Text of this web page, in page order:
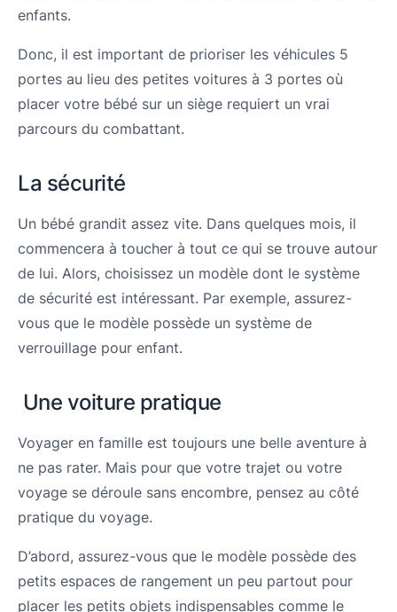
enfants.
Donc, il est important de prioriser les véhicules 5
portes au lieu des petites voitures à 3 portes où
placer votre bébé sur un siège requiert un vrai
parcours du combattant.
La sécurité
Un bébé grandit assez vite. Dans quelques mois, il
commencera à toucher à tout ce qui se trouve autour
de lui. Alors, choisissez un modèle dont le système
de sécurité est intéressant. Par exemple, assurez-
vous que le modèle possède un système de
verrouillage pour enfant.
Une voiture pratique
Voyager en famille est toujours une belle aventure à
ne pas rater. Mais pour que votre trajet ou votre
voyage se déroule sans encombre, pensez au côté
pratique du voyage.
D’abord, assurez-vous que le modèle possède des
petits espaces de rangement un peu partout pour
placer les petits objets indispensables comme le